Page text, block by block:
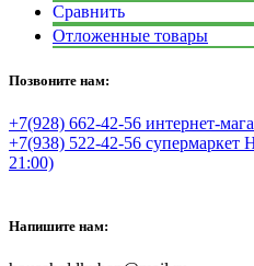
Сравнить
Отложенные товары
Позвоните нам:
+7(928) 662-42-56 интернет-
+7(938) 522-42-56 супермаркет
21:00)
Напишите нам: